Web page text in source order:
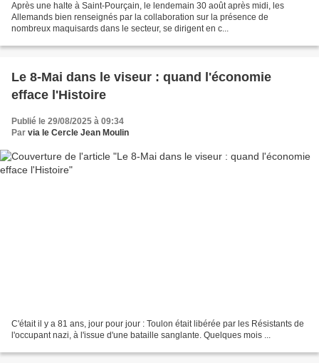
Après une halte à Saint-Pourçain, le lendemain 30 août après midi, les
Allemands bien renseignés par la collaboration sur la présence de
nombreux maquisards dans le secteur, se dirigent en c...
Le 8-Mai dans le viseur : quand l'économie
efface l'Histoire
Publié le 29/08/2025 à 09:34
Par via le Cercle Jean Moulin
C'était il y a 81 ans, jour pour jour : Toulon était libérée par les Résistants de
l'occupant nazi, à l'issue d'une bataille sanglante. Quelques mois ...